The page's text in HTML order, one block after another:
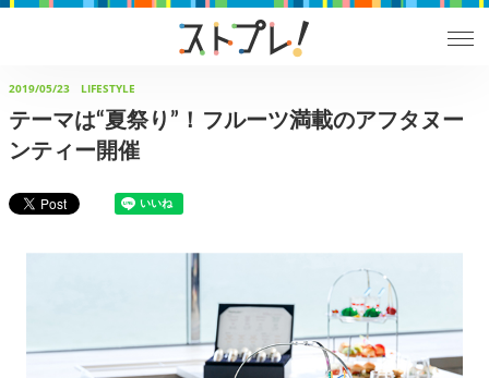
2019/05/23 LIFESTYLE
テーマは“夏祭り”！フルーツ満載のアフタヌー
ンティー開催